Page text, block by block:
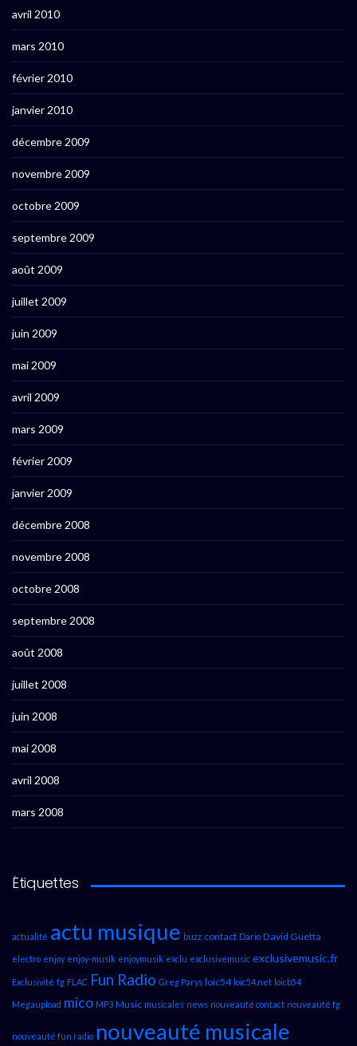
avril 2010
mars 2010
février 2010
janvier 2010
décembre 2009
novembre 2009
octobre 2009
septembre 2009
août 2009
juillet 2009
juin 2009
mai 2009
avril 2009
mars 2009
février 2009
janvier 2009
décembre 2008
novembre 2008
octobre 2008
septembre 2008
août 2008
juillet 2008
juin 2008
mai 2008
avril 2008
mars 2008
Étiquettes
actualité actu musique buzz contact Dario David Guetta
electro enjoy enjoy-musik enjoymusik exclu exclusivemusic exclusivemusic.fr
Exclusivité fg FLAC Fun Radio Greg Parys loic54 loic54.net loicb54
Megaupload mico MP3 Music musicales news nouveauté contact nouveauté fg
nouveauté fun radio nouveauté musicale